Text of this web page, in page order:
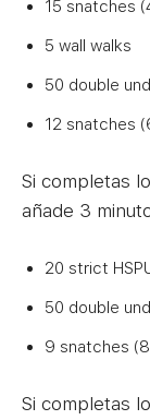
15 snatches
5 wall walks
50 double
12 snatches
Si completas
añade 3
20 strict
50 double
9 snatches
Si completas